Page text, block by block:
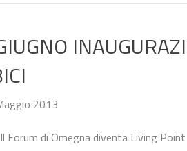
2013
Il Forum di Omegna diventa Living Point